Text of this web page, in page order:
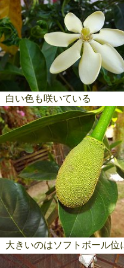
白い色も咲いている
大きいのはソフトボール位